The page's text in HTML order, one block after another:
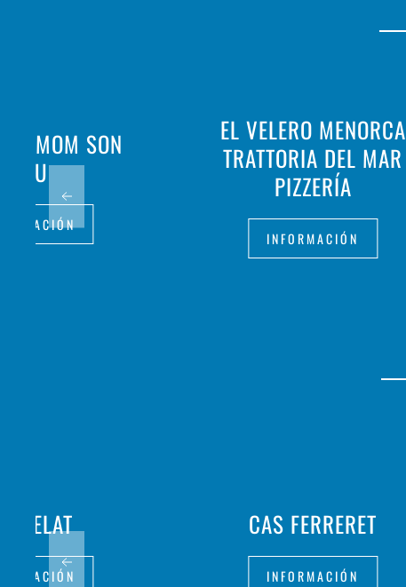
EL VELERO MENORCA
TRATTORIA DEL MAR
PIZZERÍA
INFORMACIÓN
SON
BOU
CAS FERRERET
INFORMACIÓN